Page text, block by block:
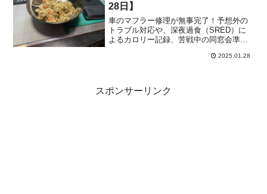
28日】
車のマフラー修理が無事完了！予想外の
トラブル対応や、深夜過食（SRED）に
よるカロリー記録、苦戦中の同窓会準備
2025.01.28
スポンサーリンク